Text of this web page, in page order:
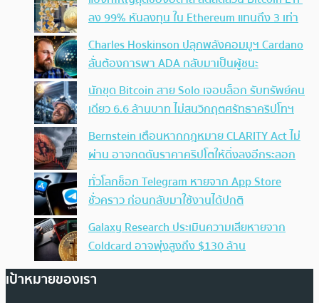
ลง 99% หันลงทุน ใน Ethereum แทนถึง 3 เท่า
Charles Hoskinson ปลุกพลังคอมมูฯ Cardano
ลั่นต้องการพา ADA กลับมาเป็นผู้ชนะ
นักขุด Bitcoin สาย Solo เจอบล็อก รับทรัพย์คน
เดียว 6.6 ล้านบาท ไม่สนวิกฤตศรัทธาคริปโทฯ
Bernstein เตือนหากกฎหมาย CLARITY Act ไม่
ผ่าน อาจกดดันราคาคริปโตให้ดิ่งลงอีกระลอก
ทั่วโลกช็อก Telegram หายจาก App Store
ชั่วคราว ก่อนกลับมาใช้งานได้ปกติ
Galaxy Research ประเมินความเสียหายจาก
Coldcard อาจพุ่งสูงถึง $130 ล้าน
เป้าหมายของเรา